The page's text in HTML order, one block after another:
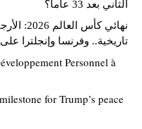
الثاني بعد 33 عاماً؟
نهائي كأس
تاريخية.. وفرنسا وإنجلترا على
Personnel à
for Trump’s peace